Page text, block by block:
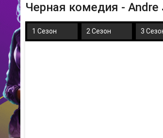
Черная комедия - Andre
1 Сезон 2 Сезон 3